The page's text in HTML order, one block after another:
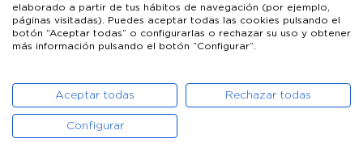
ACADEMIA DE CINE
PATROCINADORES PRENSA CONTACTO
POLÍTICA DE COOKIES
elaborado a partir de tus hábitos de navegación (por ejemplo,
páginas visitadas). Puedes aceptar todas las cookies pulsando el
botón “Aceptar todas” o configurarlas o rechazar su uso y obtener
más información pulsando el botón “Configurar”.
Aceptar todas Rechazar todas
Configurar